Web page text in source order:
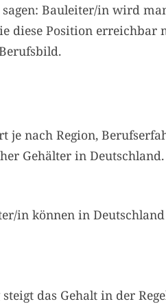
Bauleiter/in wird
diese Position
je nach Region,
Gehälter in Deutschland.
in können in
das Gehalt in der